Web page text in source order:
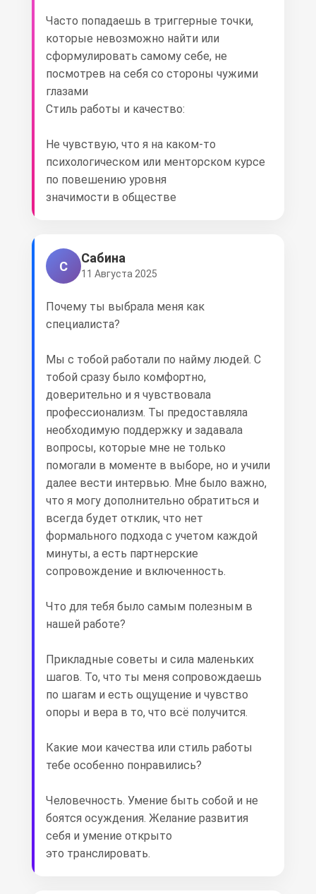
Часто попадаешь в триггерные точки,
которые невозможно найти или
сформулировать самому себе, не
посмотрев на себя со стороны чужими
глазами
Стиль работы и качество:
Не чувствую, что я на каком-то
психологическом или менторском курсе
по повешению уровня
значимости в обществе
С
Сабина
11 Августа 2025
Почему ты выбрала меня как
специалиста?
Мы с тобой работали по найму людей. С
тобой сразу было комфортно,
доверительно и я чувствовала
профессионализм. Ты предоставляла
необходимую поддержку и задавала
вопросы, которые мне не только
помогали в моменте в выборе, но и учили
далее вести интервью. Мне было важно,
что я могу дополнительно обратиться и
всегда будет отклик, что нет
формального подхода с учетом каждой
минуты, а есть партнерские
сопровождение и включенность.
Что для тебя было самым полезным в
нашей работе?
Прикладные советы и сила маленьких
шагов. То, что ты меня сопровождаешь
по шагам и есть ощущение и чувство
опоры и вера в то, что всё получится.
Какие мои качества или стиль работы
тебе особенно понравились?
Человечность. Умение быть собой и не
боятся осуждения. Желание развития
себя и умение открыто
это транслировать.